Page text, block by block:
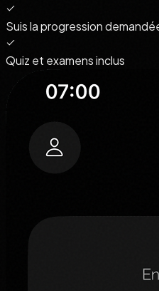
Suis la progression
Quiz et examens inclus